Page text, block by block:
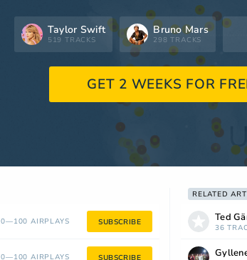
Taylor Swift
519 TRACKS
Bruno Mars
298 TRACKS
GET 2 WEEKS FOR
0—100 AIRPLAYS SUBSCRIBE
0—100 AIRPLAYS SUBSCRIBE
RELATED
Ted
36